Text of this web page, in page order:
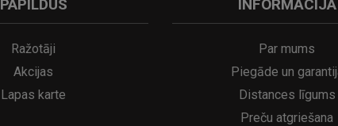
A
kumulatora LED galda lampa SERINA Mini Ø80×200 mm..
29.95€ 21.95€
PAPILDUS
Ražotāji
Akcijas
Lapas karte
INFORMĀCIJA
Par mums
Piegāde un
Distances līgums
Preču atgriešana